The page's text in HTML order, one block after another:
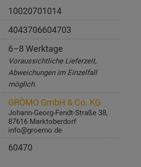
10020701014
4043706604703
6–8 Werktage
Voraussichtliche Lieferzeit,
Abweichungen im Einzelfall
möglich.
GRÖMO GmbH & Co. KG
Johann-Georg-Fendt-Straße 38,
87616 Marktoberdorf
info@groemo.de
60470